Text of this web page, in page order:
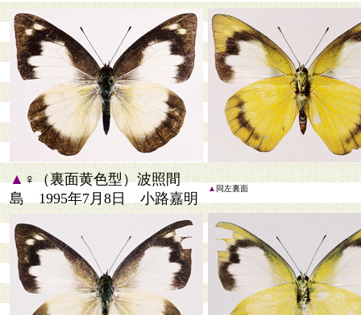
▲♀（裏面黄色型）波照間
島 1995年7月8日 小路嘉明
▲ 同左裏面